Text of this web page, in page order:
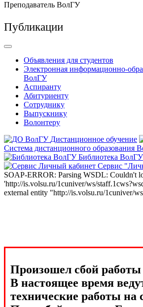
Преподаватель ВолГУ
Публикации
Объявления для студентов
Электронная информационно-
ВолГУ
Аспиранту
Абитуриенту
Сотруднику
Выпускнику
Волонтеру
Дистанционное обучение
Система дистанционного образования
Библиотека ВолГУ
Сервис
SOAP-ERROR: Parsing WSDL: Couldn't
'http://is.volsu.ru/1cuniver/ws/
external entity "http://is.volsu.ru/1cuniver/
Произошел сбой
В настоящее время
технические работы на